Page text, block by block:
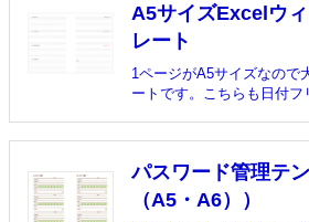
A5サイズExcelウ
レート
1ページがA5サイズなので
ートです。こちらも日付フ
パスワード管理テ
（A5・A6））